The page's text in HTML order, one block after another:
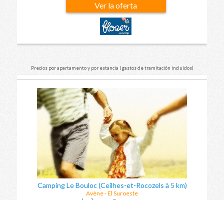
Ver la oferta
Precios por apartamento y por estancia (gastos de tramitación incluidos)
Camping Le Bouloc (Ceilhes-et-Rocozels à 5 km)
Avène - El Suroeste